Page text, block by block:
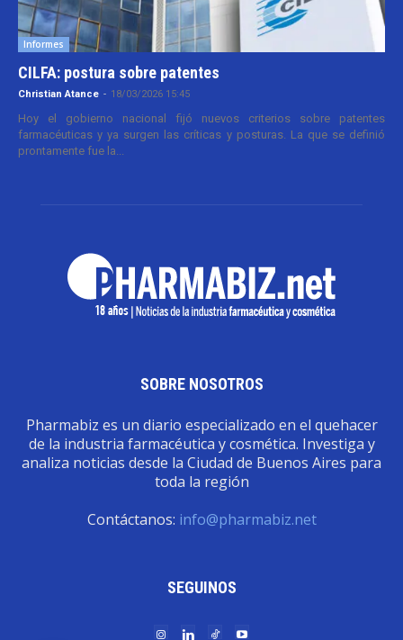
Informes
CILFA: postura sobre patentes
Christian Atance - 18/03/2026 15:45
Hoy el gobierno nacional fijó nuevos criterios sobre patentes
farmacéuticas y ya surgen las críticas y posturas. La que se definió
prontamente fue la...
SOBRE NOSOTROS
Pharmabiz es un diario especializado en el quehacer
de la industria farmacéutica y cosmética. Investiga y
analiza noticias desde la Ciudad de Buenos Aires para
toda la región
Contáctanos: info@pharmabiz.net
SEGUINOS